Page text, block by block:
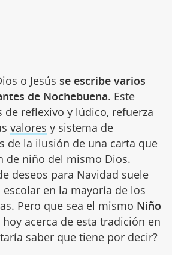
o Jesús se escribe varios
de Nochebuena. Este
de reflexivo y lúdico, refuerza
valores y sistema de
de la ilusión de una carta que
de niño del mismo Dios.
deseos para Navidad suele
en la mayoría de los
Pero que sea el mismo Niño
acerca de esta tradición en
saber que tiene por decir?